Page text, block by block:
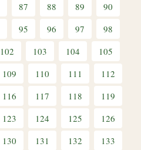
87 88 89
90
95 96 97
98
102 103 104
105
109 110 111
112
116 117 118
119
123 124 125
126
130 131 132
133